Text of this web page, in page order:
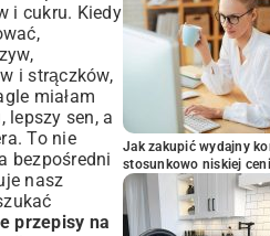
i cukru. Kiedy
i strączków,
miałam
lepszy sen, a
To nie
bezpośredni
nasz
przepisy na
Jak zakupić wydajny
stosunkowo niskiej